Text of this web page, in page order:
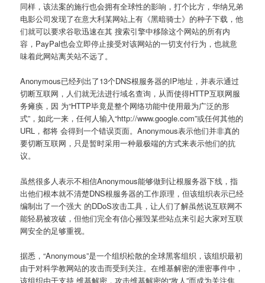
同样，该法案的施行也会拥有全球性的影响，打个比方，华纳兄弟
电影公司发现了在意大利某网站上有《黑暗骑士》的种子下载，他
们就可以要求谷歌迅速在其 搜索引擎中移除这个网站的所有内
容，PayPal也会立即停止接受对该网站的一切支付行为，也就意
味着此网站离关站不远了。
Anonymous已经列出了13个DNS根服务器的IP地址，并表示通过
切断互联网，人们就无法进行域名查询，从而使得HTTP互联网服
务瘫痪，因 为“HTTP毕竟是整个网络功能中使用最为广泛的形
式”，如此一来，任何人输入“http://www.google.com”或任何其他的
URL，都将 会得到一个错误页面。Anonymous表示他们并非真的
要切断互联网，只是暂时采用一种最极端的方式来表示他们的抗
议。
虽然很多人表示不相信Anonymous能够做到让根服务器下线，指
出他们根本就不清楚DNS根服务器的工作原理，但该组织表示已经
编制出了一个强大 的DDoS攻击工具，让人们了解虽然说互联网不
能轻易被攻破，但他们完全有信心摧毁某些站点来引起大家对互联
网安全的足够重视。
据悉，“Anonymous”是一个组织松散的全球黑客组织，该组织最初
由于对科学教网站的攻击而受到关注。在维基解密的泄密事件中，
该组织由于支持 维基解密，攻击维基解密的“敌人”而成为关注焦